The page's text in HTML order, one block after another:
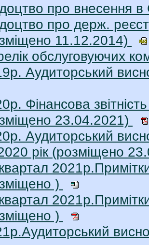
про внесення
про держ.
11.12.2014)
обслуговуючих
Аудиторський
Фінансова
23.04.2021)
Аудиторський
рік (розміщено
)
)